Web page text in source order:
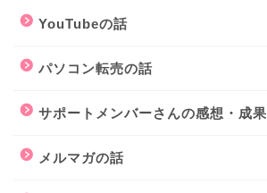
YouTubeの話
パソコン転売の話
サポートメンバーさんの感想・成果
メルマガの話